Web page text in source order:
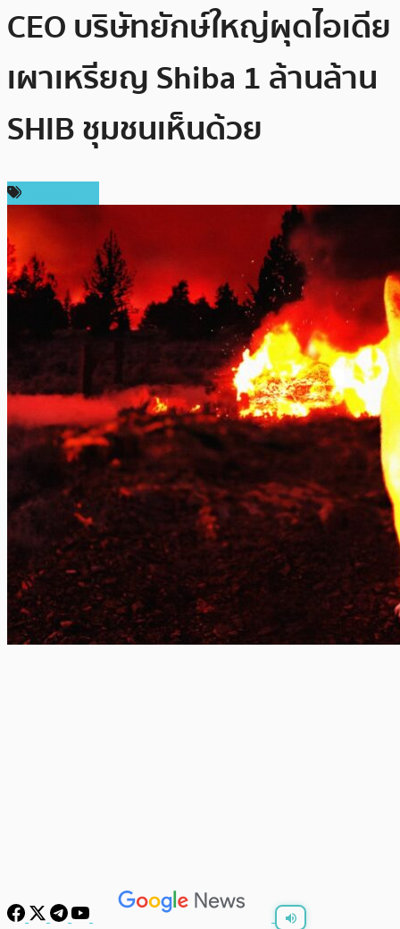
CEO บริษัทยักษ์ใหญ่ผุดไอเดีย
เผาเหรียญ Shiba 1 ล้านล้าน
SHIB ชุมชนเห็นด้วย